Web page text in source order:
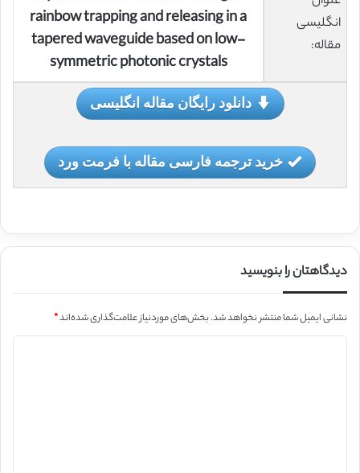
انگلیسی
مقاله:
rainbow trapping and releasing in a
tapered waveguide based on low-
symmetric photonic crystals
دانلود رایگان مقاله انگلیسی
خرید ترجمه فارسی مقاله با فرمت ورد
دیدگاهتان را بنویسید
نشانی ایمیل شما منتشر نخواهد شد.بخش‌های موردنیاز علامت‌گذاری شده‌اند*